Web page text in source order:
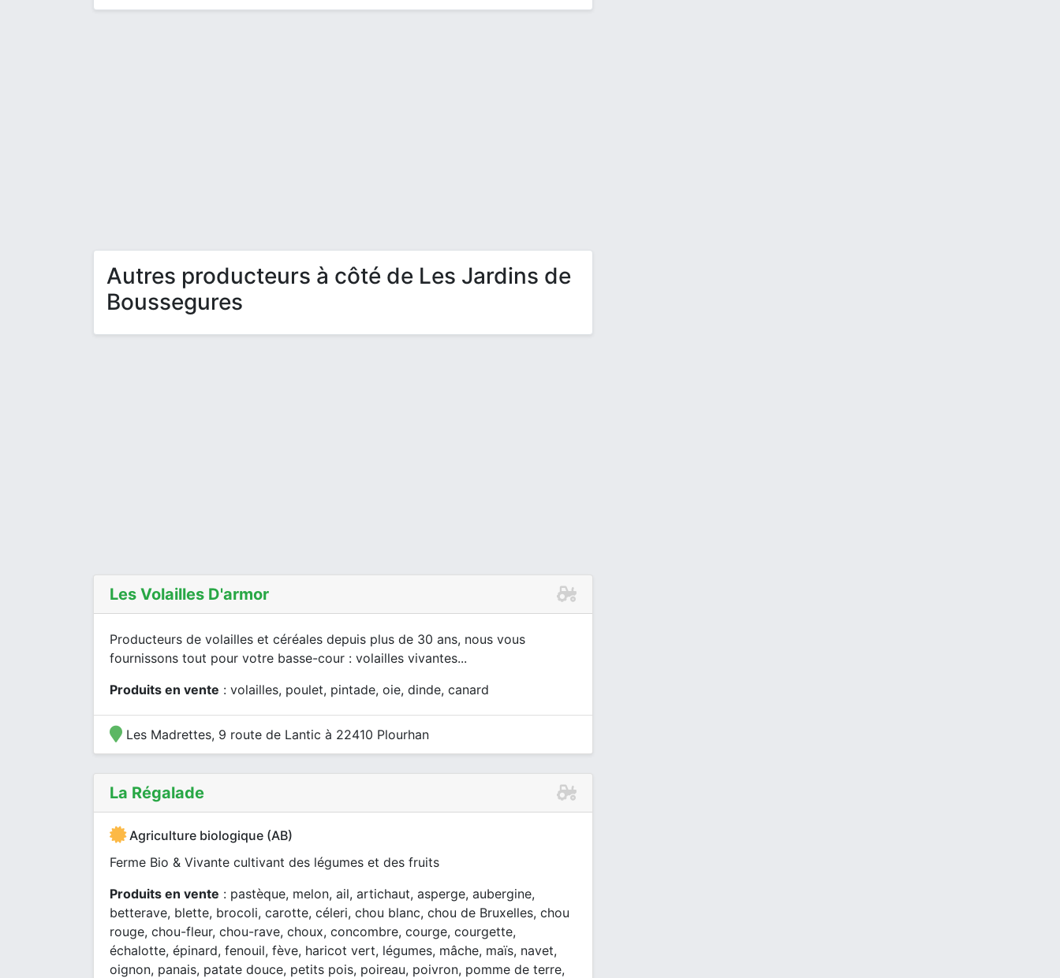
Autres producteurs à côté de Les Jardins de
Boussegures
Les Volailles D'armor
Producteurs de volailles et céréales depuis plus de 30 ans, nous vous
fournissons tout pour votre basse-cour : volailles vivantes...
Produits en vente : volailles, poulet, pintade, oie, dinde, canard
Les Madrettes, 9 route de Lantic à 22410 Plourhan
La Régalade
Agriculture biologique (AB)
Ferme Bio & Vivante cultivant des légumes et des fruits
Produits en vente : pastèque, melon, ail, artichaut, asperge, aubergine,
betterave, blette, brocoli, carotte, céleri, chou blanc, chou de Bruxelles, chou
rouge, chou-fleur, chou-rave, choux, concombre, courge, courgette,
échalotte, épinard, fenouil, fève, haricot vert, légumes, mâche, maïs, navet,
oignon, panais, patate douce, petits pois, poireau, poivron, pomme de terre,